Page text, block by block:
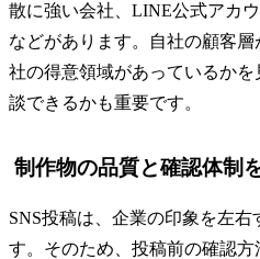
散に強い会社、LINE公式アカ
などがあります。自社の顧客
社の得意領域があっているか
談できるかも重要です。
制作物の品質と確認体制
SNS投稿は、企業の印象を左
す。そのため、投稿前の確認